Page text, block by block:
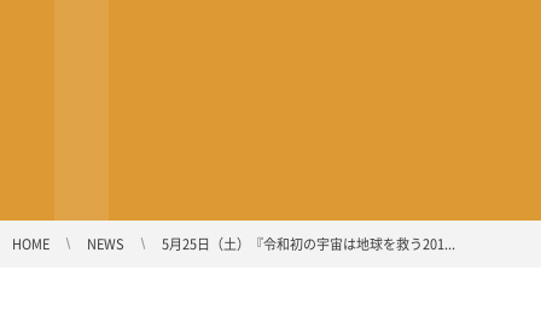
HOME NEWS 5月25日（土）『令和初の宇宙は地球を救う201...